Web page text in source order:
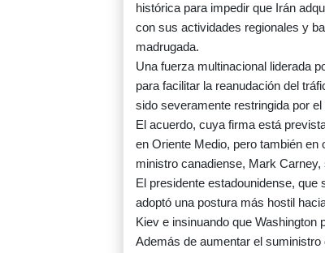
histórica para impedir que Irán
con sus actividades regionales y
madrugada.
Una fuerza multinacional liderada
para facilitar la reanudación del
sido severamente restringida por
El acuerdo, cuya firma está
en Oriente Medio, pero también
ministro canadiense, Mark
El presidente estadounidense, que
adoptó una postura más hostil
Kiev e insinuando que
Además de aumentar el